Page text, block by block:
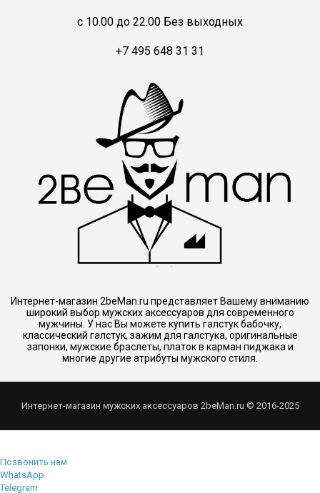
c 10.00 до 22.00 Без выходных
+7 495 648 31 31
Интернет-магазин 2beMan.ru представляет Вашему вниманию
широкий выбор мужских аксессуаров для современного
мужчины. У нас Вы можете купить галстук бабочку,
классический галстук, зажим для галстука, оригинальные
запонки, мужские браслеты, платок в карман пиджака и
многие другие атрибуты мужского стиля.
Интернет-магазин мужских аксессуаров 2beMan.ru © 2016-2025
Позвонить нам
WhatsApp
Telegram